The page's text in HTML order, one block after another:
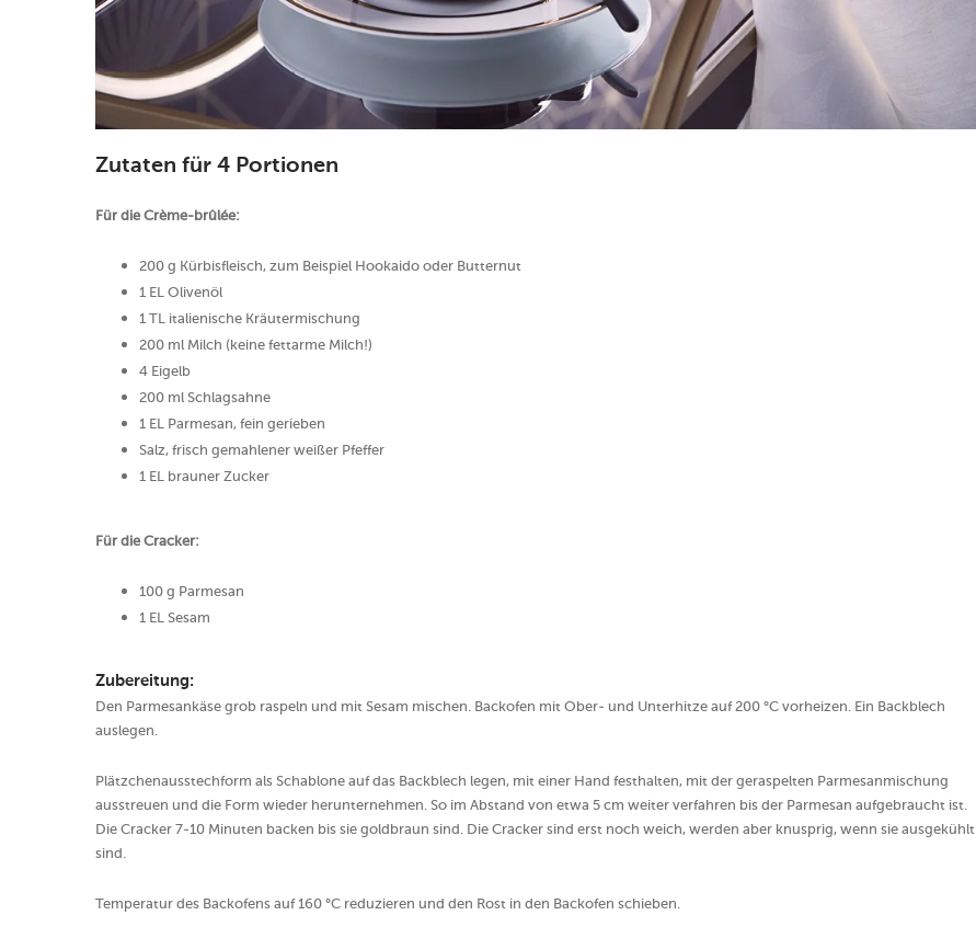
Zutaten für 4 Portionen
Für die Crème-brûlée:
200 g Kürbisfleisch, zum Beispiel Hookaido oder Butternut
1 EL Olivenöl
1 TL italienische Kräutermischung
200 ml Milch (keine fettarme Milch!)
4 Eigelb
200 ml Schlagsahne
1 EL Parmesan, fein gerieben
Salz, frisch gemahlener weißer Pfeffer
1 EL brauner Zucker
Für die Cracker:
100 g Parmesan
1 EL Sesam
Zubereitung:
Den Parmesankäse grob raspeln und mit Sesam mischen. Backofen mit Ober- und Unterhitze auf 200 °C vorheizen. Ein Backblech
auslegen.
Plätzchenausstechform als Schablone auf das Backblech legen, mit einer Hand festhalten, mit der geraspelten Parmesanmischung
ausstreuen und die Form wieder herunternehmen. So im Abstand von etwa 5 cm weiter verfahren bis der Parmesan aufgebraucht ist.
Die Cracker 7-10 Minuten backen bis sie goldbraun sind. Die Cracker sind erst noch weich, werden aber knusprig, wenn sie ausgekühlt
sind.
Temperatur des Backofens auf 160 °C reduzieren und den Rost in den Backofen schieben.